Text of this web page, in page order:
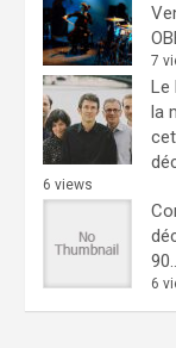
7
Le
la
6 views
6